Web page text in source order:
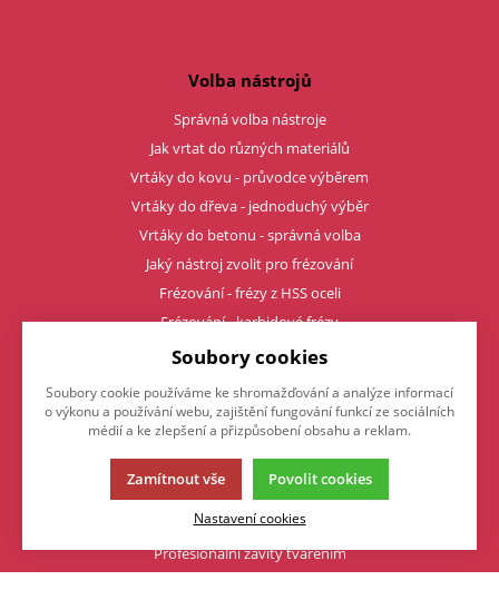
Volba nástrojů
Správná volba nástroje
Jak vrtat do různých materiálů
Vrtáky do kovu - průvodce výběrem
Vrtáky do dřeva - jednoduchý výběr
Vrtáky do betonu - správná volba
Jaký nástroj zvolit pro frézování
Frézování - frézy z HSS oceli
Frézování - karbidové frézy
Frézování - vyměnitelné destičky
Jaký vybrat typ upínače
Upínače - Weldon, kleštinový
Upínače - (hydro) hydraulické
Čím upnout karbidovou frézu
Profesionální závity tvářením
Soubory cookies
Soubory cookie používáme ke shromažďování a analýze informací
o výkonu a používání webu, zajištění fungování funkcí ze sociálních
médií a ke zlepšení a přizpůsobení obsahu a reklam.
Zamítnout vše Povolit cookies
Nastavení cookies